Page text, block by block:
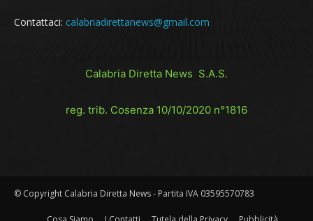
Contattaci: calabriadirettanews@gmail.com
Calabria Diretta News S.A.S.
reg. trib. Cosenza 10/10/2020 n°1816
© Copyright Calabria Diretta News - Partita IVA 03595570783